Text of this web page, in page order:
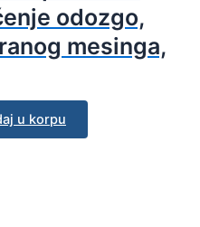
odozgo,
mesinga,
u korpu